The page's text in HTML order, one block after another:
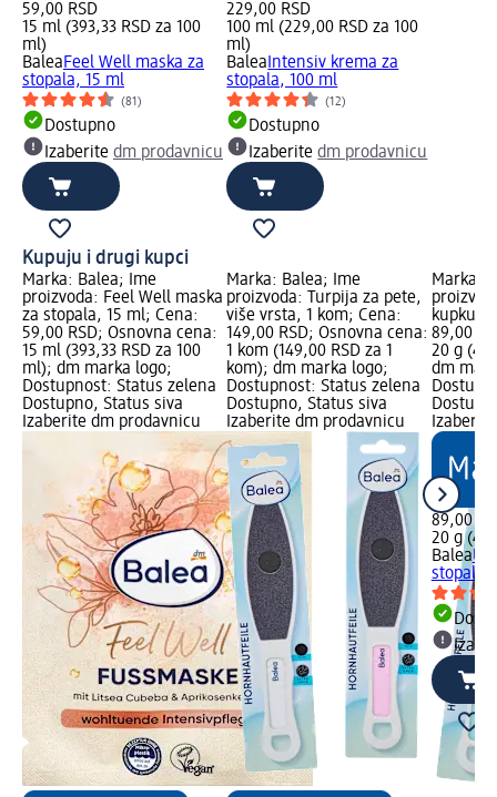
59,00 RSD
15 ml (393,33 RSD za 100
ml)
BaleaFeel Well maska za
stopala, 15 ml
(81)
Dostupno
Izaberite dm prodavnicu
229,00 RSD
100 ml (229,00 RSD za 100
ml)
BaleaIntensiv krema za
stopala, 100 ml
(12)
Dostupno
Izaberitedm prodavnicu
Kupuju i drugi kupci
Marka: Balea; Ime
proizvoda: Feel Well maska
za stopala, 15 ml; Cena:
59,00 RSD; Osnovna cena:
15 ml (393,33 RSD za 100
ml); dm marka logo;
Dostupnost: Status zelena
Dostupno, Status siva
Izaberite dm prodavnicu
Marka: Balea; Ime
proizvoda: Turpija za pete,
više vrsta, 1 kom; Cena:
149,00 RSD; Osnovna cena:
1 kom (149,00 RSD za 1
kom); dm marka logo;
Dostupnost: Status zelena
Dostupno, Status siva
Izaberite dm prodavnicu
Marka:
kupku
89,00
20 g
dm
89,00
20 g
Balea
stopala,